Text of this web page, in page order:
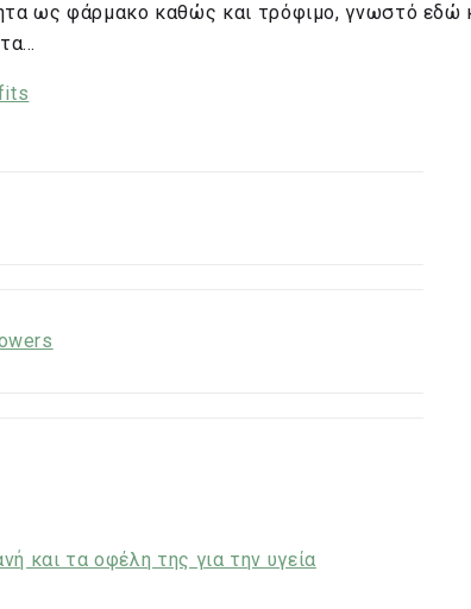
ως φάρμακο καθώς και τρόφιμο, γνωστό εδώ